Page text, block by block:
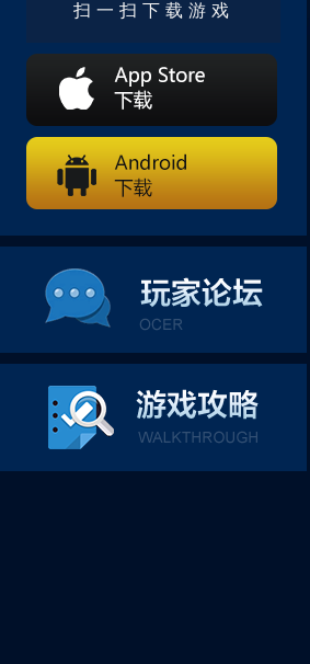
扫一扫下载游戏